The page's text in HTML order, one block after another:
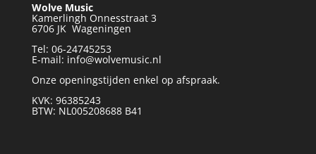
Wolve Music
Kamerlingh Onnesstraat 3
6706 JK Wageningen
Tel: 06-24745253
E-mail: info@wolvemusic.nl
Onze openingstijden enkel op afspraak.
KVK: 96385243
BTW: NL005208688 B41